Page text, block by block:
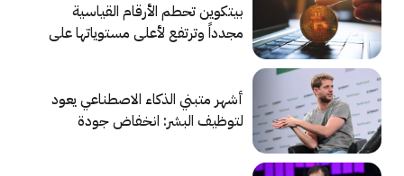
بيتكوين تحطم الأرقام القياسية
مجدداً وترتفع لأعلى مستوياتها على
أشهر متبني الذكاء الاصطناعي يعود
لتوظيف البشر: انخفاض جودة